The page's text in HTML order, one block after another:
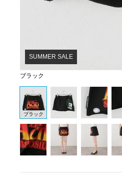
ブラック
SUMMER SALE
ブラック